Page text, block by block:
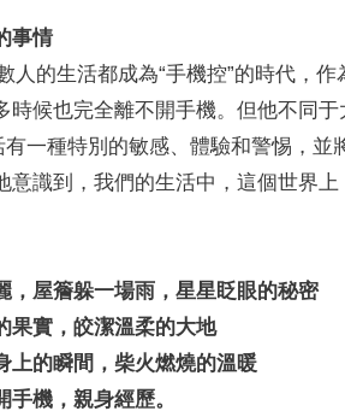
事情
的生活都成為“手機控”的時代，
時候也完全離不開手機。但他不同于
有一種特別的敏感、體驗和警惕，
意識到，我們的生活中，這個世界上
，屋簷躲一場雨，星星眨眼的秘密
果實，皎潔溫柔的大地
上的瞬間，柴火燃燒的溫暖
機，親身經歷。